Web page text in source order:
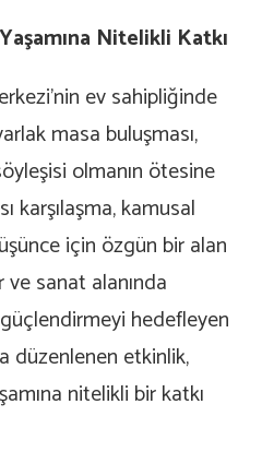
Nitelikli Katkı
ev sahipliğinde
masa buluşması,
olmanın ötesine
karşılaşma, kamusal
için özgün bir alan
sanat alanında
hedefleyen
düzenlenen etkinlik,
nitelikli bir katkı